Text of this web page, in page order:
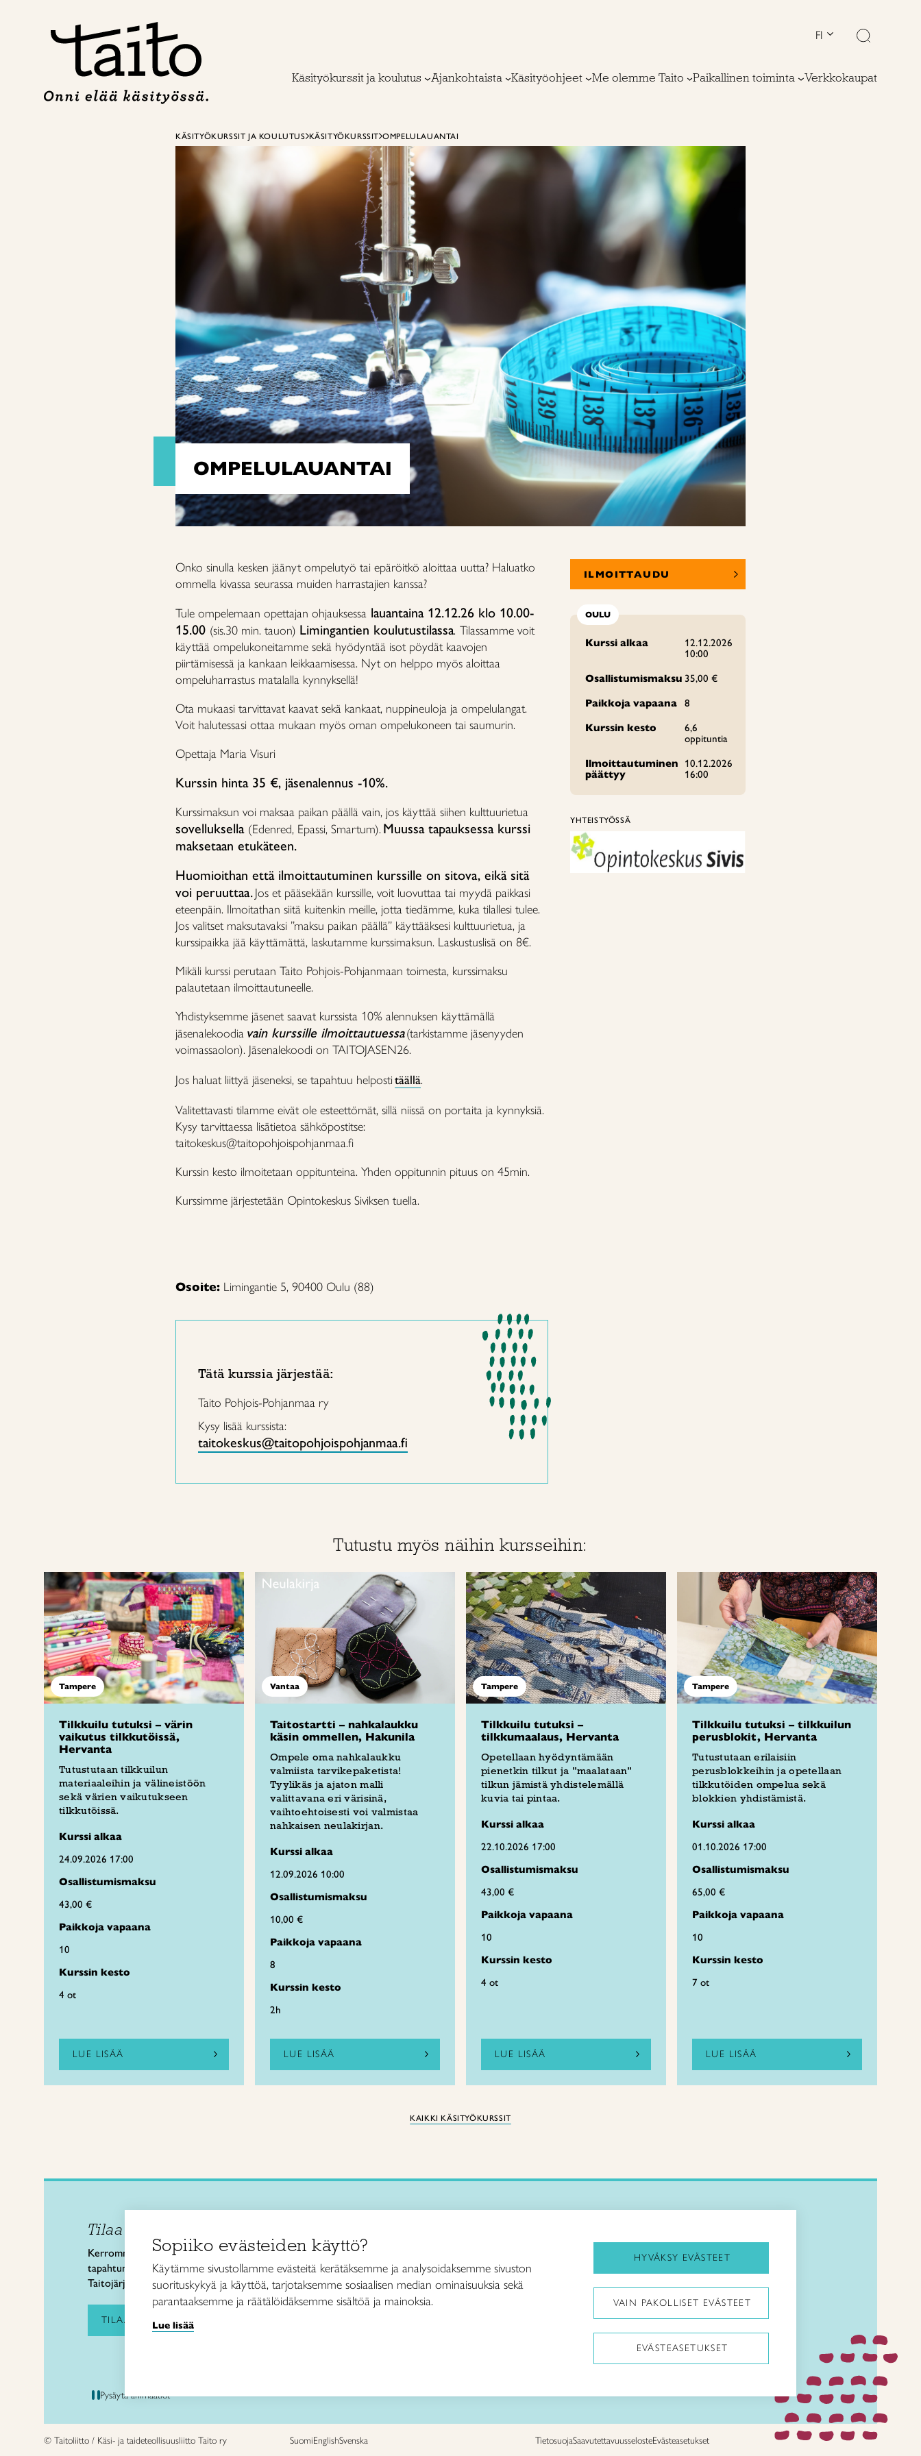
FI
Käsityökurssit ja koulutus Ajankohtaista Käsityöohjeet Me olemme Taito Paikallinen toiminta Verkkokaupat
KÄSITYÖKURSSIT JA KOULUTUS KÄSITYÖKURSSIT OMPELULAUANTAI
OMPELULAUANTAI
Onko sinulla kesken jäänyt ompelutyö tai epäröitkö aloittaa uutta? Haluatko
ommella kivassa seurassa muiden harrastajien kanssa?
Tule ompelemaan opettajan ohjauksessa lauantaina 12.12.26 klo 10.00-
15.00 (sis.30 min. tauon) Limingantien koulutustilassa. Tilassamme voit
käyttää ompelukoneitamme sekä hyödyntää isot pöydät kaavojen
piirtämisessä ja kankaan leikkaamisessa. Nyt on helppo myös aloittaa
ompeluharrastus matalalla kynnyksellä!
Ota mukaasi tarvittavat kaavat sekä kankaat, nuppineuloja ja ompelulangat.
Voit halutessasi ottaa mukaan myös oman ompelukoneen tai saumurin.
Opettaja Maria Visuri
Kurssin hinta 35 €, jäsenalennus -10%.
Kurssimaksun voi maksaa paikan päällä vain, jos käyttää siihen kulttuurietua
sovelluksella (Edenred, Epassi, Smartum). Muussa tapauksessa kurssi
maksetaan etukäteen.
Huomioithan että ilmoittautuminen kurssille on sitova, eikä sitä
voi peruuttaa.Jos et pääsekään kurssille, voit luovuttaa tai myydä paikkasi
eteenpäin. Ilmoitathan siitä kuitenkin meille, jotta tiedämme, kuka tilallesi tulee.
Jos valitset maksutavaksi ”maksu paikan päällä” käyttääksesi kulttuurietua, ja
kurssipaikka jää käyttämättä, laskutamme kurssimaksun. Laskustuslisä on 8€.
Mikäli kurssi perutaan Taito Pohjois-Pohjanmaan toimesta, kurssimaksu
palautetaan ilmoittautuneelle.
Yhdistyksemme jäsenet saavat kurssista 10% alennuksen käyttämällä
jäsenalekoodia vain kurssille ilmoittautuessa(tarkistamme jäsenyyden
voimassaolon). Jäsenalekoodi on TAITOJASEN26.
Jos haluat liittyä jäseneksi, se tapahtuu helpostitäällä.
Valitettavasti tilamme eivät ole esteettömät, sillä niissä on portaita ja kynnyksiä.
Kysy tarvittaessa lisätietoa sähköpostitse:
taitokeskus@taitopohjoispohjanmaa.fi
Kurssin kesto ilmoitetaan oppitunteina. Yhden oppitunnin pituus on 45min.
Kurssimme järjestetään Opintokeskus Siviksen tuella.
Osoite: Limingantie 5, 90400 Oulu (88)
Tätä kurssia järjestää:
Taito Pohjois-Pohjanmaa ry
Kysy lisää kurssista:
taitokeskus@taitopohjoispohjanmaa.fi
ILMOITTAUDU
OULU
Kurssi alkaa
12.12.2026
10:00
Osallistumismaksu 35,00 €
Paikkoja vapaana
8
Kurssin kesto
6,6
oppituntia
Ilmoittautuminen
päättyy
10.12.2026
16:00
YHTEISTYÖSSÄ
Tutustu myös näihin kursseihin:
Tampere
Tilkkuilu tutuksi – värin
vaikutus tilkkutöissä,
Hervanta
Tutustutaan tilkkuilun
materiaaleihin ja välineistöön
sekä värien vaikutukseen
tilkkutöissä.
Kurssi alkaa
24.09.2026 17:00
Osallistumismaksu
43,00 €
Paikkoja vapaana
10
Kurssin kesto
4 ot
LUE LISÄÄ
Vantaa
Taitostartti – nahkalaukku
käsin ommellen, Hakunila
Ompele oma nahkalaukku
valmiista tarvikepaketista!
Tyylikäs ja ajaton malli
valittavana eri värisinä,
vaihtoehtoisesti voi valmistaa
nahkaisen neulakirjan.
Kurssi alkaa
12.09.2026 10:00
Osallistumismaksu
10,00 €
Paikkoja vapaana
8
Kurssin kesto
2h
LUE LISÄÄ
Tampere
Tilkkuilu tutuksi –
tilkkumaalaus, Hervanta
Opetellaan hyödyntämään
pienetkin tilkut ja ”maalataan”
tilkun jämistä yhdistelemällä
kuvia tai pintaa.
Kurssi alkaa
22.10.2026 17:00
Osallistumismaksu
43,00 €
Paikkoja vapaana
10
Kurssin kesto
4 ot
LUE LISÄÄ
Tampere
Tilkkuilu tutuksi – tilkkuilun
perusblokit, Hervanta
Tutustutaan erilaisiin
perusblokkeihin ja opetellaan
tilkkutöiden ompelua sekä
blokkien yhdistämistä.
Kurssi alkaa
01.10.2026 17:00
Osallistumismaksu
65,00 €
Paikkoja vapaana
10
Kurssin kesto
7 ot
LUE LISÄÄ
KAIKKI KÄSITYÖKURSSIT
Tilaa uutiskirje
Kerromme käsityön valtakunnallisista
tapahtumista ja uutisista sekä
Taitojärjestön toiminnasta.
TILAA UUTISKIRJE
Pysäytä animaatiot
Käsi- ja taideteollisuusliitto Taito ry
Kalevankatu 61
00180 Helsinki
puh. 040 7525 160
Käsityöohjeet
Me olemme Taito
Kirjaudu Taitocampukseen
Taitoliitto:
Taito-lehti:
© Taitoliitto / Käsi- ja taideteollisuusliitto Taito ry SuomiEnglishSvenska TietosuojaSaavutettavuusselosteEvästeasetukset
Sopiiko evästeiden käyttö?
Käytämme sivustollamme evästeitä kerätäksemme ja analysoidaksemme sivuston
suorituskykyä ja käyttöä, tarjotaksemme sosiaalisen median ominaisuuksia sekä
parantaaksemme ja räätälöidäksemme sisältöä ja mainoksia.
Lue lisää
HYVÄKSY EVÄSTEET
VAIN PAKOLLISET EVÄSTEET
EVÄSTEASETUKSET